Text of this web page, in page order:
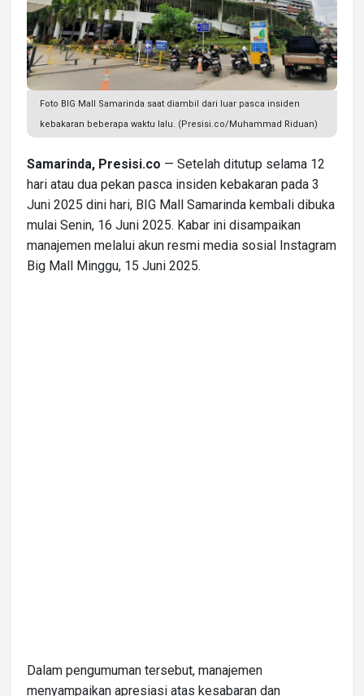
Foto BIG Mall Samarinda saat diambil dari luar pasca insiden
kebakaran beberapa waktu lalu. (Presisi.co/Muhammad Riduan)
Samarinda, Presisi.co — Setelah ditutup selama 12
hari atau dua pekan pasca insiden kebakaran pada 3
Juni 2025 dini hari, BIG Mall Samarinda kembali dibuka
mulai Senin, 16 Juni 2025. Kabar ini disampaikan
manajemen melalui akun resmi media sosial Instagram
Big Mall Minggu, 15 Juni 2025.
Dalam pengumuman tersebut, manajemen
menyampaikan apresiasi atas kesabaran dan